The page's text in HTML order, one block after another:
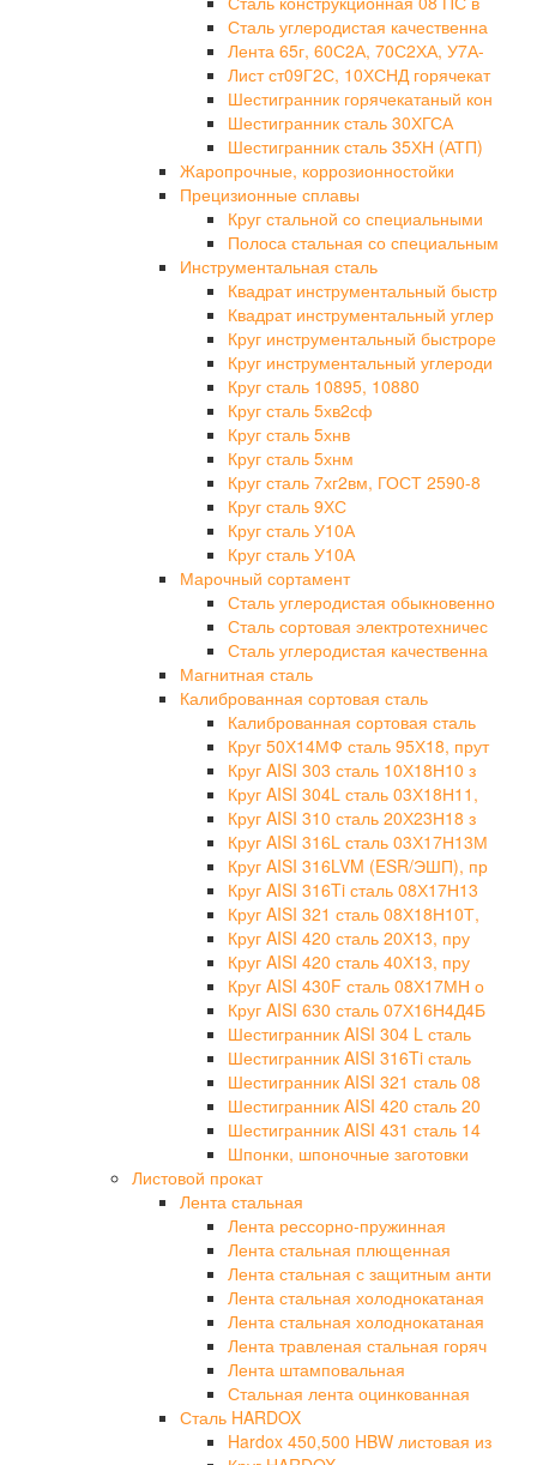
Сталь углеродистая качественна
Лента 65г, 60С2А, 70С2ХА, У7А-
Лист ст09Г2С, 10ХСНД горячекат
Шестигранник горячекатаный кон
Шестигранник сталь 30ХГСА
Шестигранник сталь 35ХН (АТП)
Жаропрочные, коррозионностойки
Прецизионные сплавы
Круг стальной со специальными
Полоса стальная со специальным
Инструментальная сталь
Квадрат инструментальный быстр
Квадрат инструментальный углер
Круг инструментальный быстроре
Круг инструментальный углероди
Круг сталь 10895, 10880
Круг сталь 5хв2сф
Круг сталь 5хнв
Круг сталь 5хнм
Круг сталь 7хг2вм, ГОСТ 2590-8
Круг сталь 9ХС
Круг сталь У10А
Круг сталь У10А
Марочный сортамент
Сталь углеродистая обыкновенно
Сталь сортовая электротехничес
Сталь углеродистая качественна
Магнитная сталь
Калиброванная сортовая сталь
Калиброванная сортовая сталь
Круг 50Х14МФ сталь 95Х18, прут
Круг AISI 303 сталь 10Х18Н10 з
Круг AISI 304L сталь 03Х18Н11,
Круг AISI 310 сталь 20Х23Н18 з
Круг AISI 316L сталь 03Х17Н13М
Круг AISI 316LVM (ESR/ЭШП), пр
Круг AISI 316Ti сталь 08Х17Н13
Круг AISI 321 сталь 08Х18Н10Т,
Круг AISI 420 сталь 20Х13, пру
Круг AISI 420 сталь 40Х13, пру
Круг AISI 430F сталь 08Х17МН о
Круг AISI 630 сталь 07Х16Н4Д4Б
Шестигранник AISI 304 L сталь
Шестигранник AISI 316Ti сталь
Шестигранник AISI 321 сталь 08
Шестигранник AISI 420 сталь 20
Шестигранник AISI 431 сталь 14
Шпонки, шпоночные заготовки
Листовой прокат
Лента стальная
Лента рессорно-пружинная
Лента стальная плющенная
Лента стальная с защитным анти
Лента стальная холоднокатаная
Лента стальная холоднокатаная
Лента травленая стальная горяч
Лента штамповальная
Стальная лента оцинкованная
Сталь HARDOX
Hardox 450,500 HBW листовая из